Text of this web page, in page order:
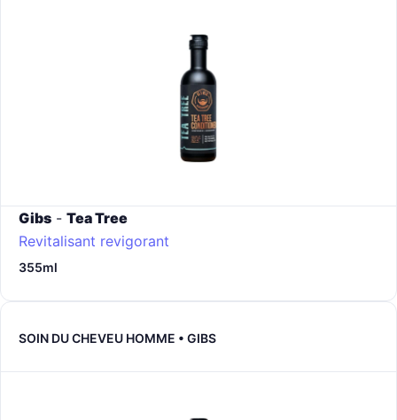
Gibs - Tea Tree
Revitalisant revigorant
355ml
SOIN DU CHEVEU HOMME • GIBS